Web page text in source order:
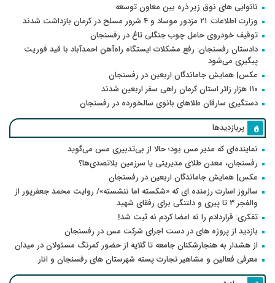
نانوایی های نوق زیر ذره بین معاون توسعه
وزارت اطلاعات: ۲۱ مزدور موساد و ۴ شرور مسلح در کرمان بازداشت شدند
توقیف خودروی حامل چوب جنگلی تاغ در رفسنجان
دادستان رفسنجان: رفع مشکلات ایستگاه راه‌آهن احمدآباد با قید فوریت
پیگیری می‌شود
عکس| همایش جاماندگان اربعین در رفسنجان
۱۱۰ هزار زائر استان کرمان راهی سفر اربعین شدند
دستگیری سارقان طلاهای بانوی سالخورده در رفسنجان
پربازدیدها
نماینده‌ای که مدیر مس بود؛ حالا از بی‌تدبیری مس می‌گوید
رفسنجان، معدن طلای مدیریتی یا سرزمین بلاتصدی‌ها؟
عکس| همایش جاماندگان اربعین در رفسنجان
سالروز اسارت رزمنده ای که «شکسته اما ننشسته»/ روایت محمد جعفرپور از
والفجر ۳ تا پیری و دلتنگی برای رفقای شهید
تفکری: قراردادم را نه امضا کردم نه ثبت شد!
بازدید از پروژه های در دست اجرای شرکت مس در رفسنجان
از هشدار به هنجارشکنان جامعه تا گلایه از حضور کمرنگ مسئولان در میدان
معرفی فعالین و مشاهیر تجارت پسته شهرستان های رفسنجان و انار